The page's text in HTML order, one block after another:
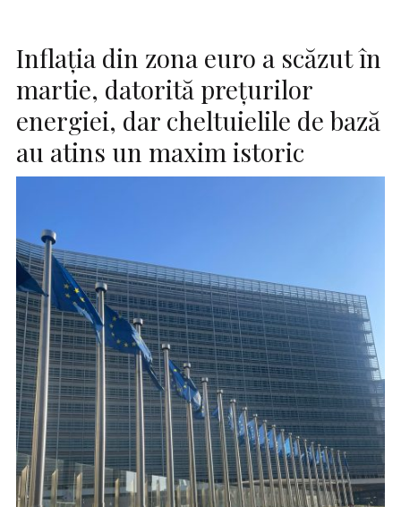
Inflația din zona euro a scăzut în
martie, datorită prețurilor
energiei, dar cheltuielile de bază
au atins un maxim istoric